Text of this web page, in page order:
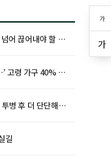
가
가
어 끊어내야 할 사
고령 가구 40% 노
병 후 더 단단해진
길